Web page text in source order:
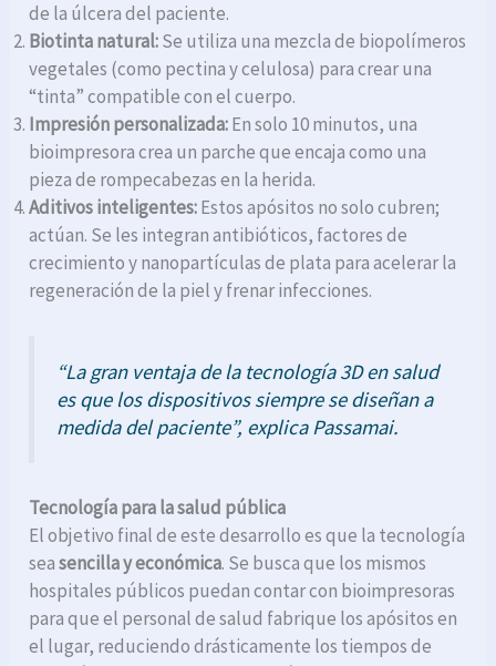
de la úlcera del paciente.
Biotinta natural:Se utiliza una mezcla de biopolímeros
vegetales (como pectina y celulosa) para crear una
“tinta” compatible con el cuerpo.
Impresión personalizada:En solo 10 minutos, una
bioimpresora crea un parche que encaja como una
pieza de rompecabezas en la herida.
Aditivos inteligentes:Estos apósitos no solo cubren;
actúan. Se les integran antibióticos, factores de
crecimiento y nanopartículas de plata para acelerar la
regeneración de la piel y frenar infecciones.
“La gran ventaja de la tecnología 3D en salud
es que los dispositivos siempre se diseñan a
medida del paciente”, explica Passamai.
Tecnología para la salud pública
El objetivo final de este desarrollo es que la tecnología
seasencilla y económica. Se busca que los mismos
hospitales públicos puedan contar con bioimpresoras
para que el personal de salud fabrique los apósitos en
el lugar, reduciendo drásticamente los tiempos de